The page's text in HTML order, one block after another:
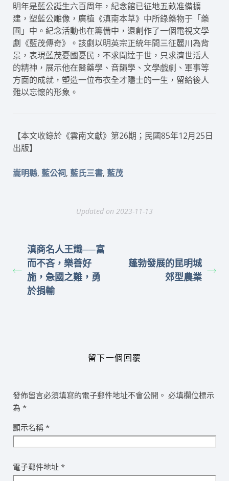
明年是藍公誕生六百周年，紀念館已征地五畝准備擴
建，塑藍公雕像，廣植《滇南本草》中所錄藥物于「藥
圃」中。紀念活動也在籌備中，還創作了一個電視文學
劇《藍茂傳奇》。該劇以明英宗正統年間三征麓川為背
景，表現藍茂憂國憂民，不求聞達于世，只求濟世活人
的精神，展示他在醫藥學、音韻學、文學戲劇、軍事等
方面的成就，塑造一位布衣全才隱士的一生，留給後人
難以忘懷的形象。
【本文收錄於《雲南文獻》第26期；民國85年12月25日
出版】
嵩明縣, 藍公祠, 藍氏三書, 藍茂
Updated on 2023-11-13
滇商名人王熾──富
而不吝，樂善好
施，急國之難，勇
於捐輸
蓬勃發展的昆明城
郊型農業
留下一個回覆
發佈留言必須填寫的電子郵件地址不會公開。 必填欄位標示
為 *
顯示名稱 *
電子郵件地址 *